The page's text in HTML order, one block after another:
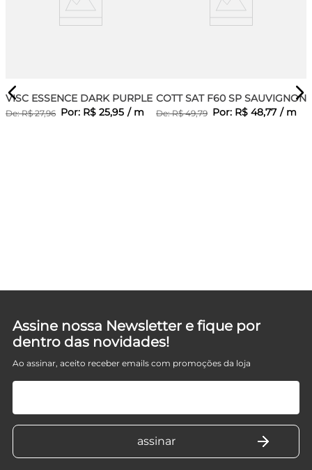
VISC ESSENCE DARK PURPLE
De:R$ 27,96 Por: R$ 25,95 / m
COTT SAT F60 SP SAUVIGNON
De:R$ 49,79 Por: R$ 48,77 / m
Assine nossa Newsletter e fique por
dentro das novidades!
Ao assinar, aceito receber emails com promoções da loja